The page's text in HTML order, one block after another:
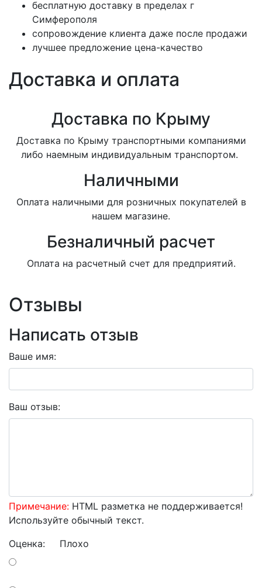
бесплатную доставку в пределах г
Симферополя
сопровождение клиента даже после продажи
лучшее предложение цена-качество
Доставка и оплата
Доставка по Крыму
Доставка по Крыму транспортными компаниями
либо наемным индивидуальным транспортом.
Наличными
Оплата наличными для розничных покупателей в
нашем магазине.
Безналичный расчет
Оплата на расчетный счет для предприятий.
Отзывы
Написать отзыв
Ваше имя:
Ваш отзыв:
Примечание: HTML разметка не поддерживается!
Используйте обычный текст.
Оценка: Плохо